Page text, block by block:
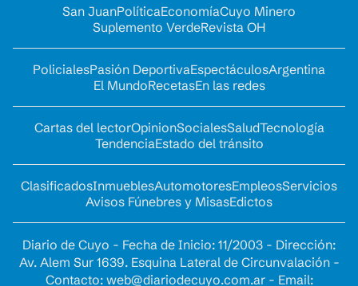
San JuanPolíticaEconomíaCuyo Minero
Suplemento VerdeRevista OH
PolicialesPasión DeportivaEspectáculosArgentina
El MundoRecetasEn las redes
Cartas del lectorOpinionSocialesSaludTecnología
TendenciaEstado del tránsito
ClasificadosInmueblesAutomotoresEmpleosServicios
Avisos Fúnebres y MisasEdictos
Diario de Cuyo - Fecha de Inicio: 11/2003 - Dirección:
Av. Alem Sur 1639. Esquina Lateral de Circunvalación -
Contacto: web@diariodecuyo.com.ar- Email: